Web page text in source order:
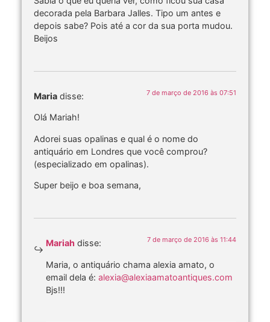
decorada pela Barbara Jalles. Tipo um antes e
depois sabe? Pois até a cor da sua porta mudou.
Beijos
Maria disse: 7 de março de 2016 às 07:51
Olá Mariah!
Adorei suas opalinas e qual é o nome do
antiquário em Londres que você comprou?
(especializado em opalinas).
Super beijo e boa semana,
Mariah disse: 7 de março de 2016 às 11:44
Maria, o antiquário chama alexia amato, o
email dela é: alexia@alexiaamatoantiques.com
Bjs!!!